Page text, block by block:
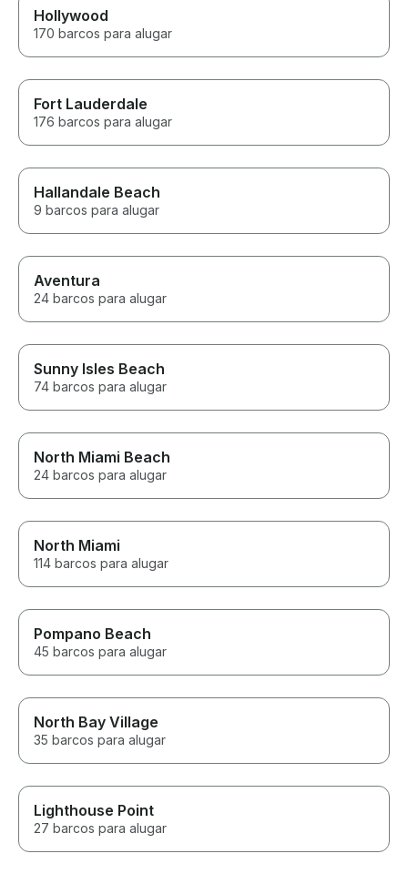
Hollywood
170 barcos para alugar
Fort Lauderdale
176 barcos para alugar
Hallandale Beach
9 barcos para alugar
Aventura
24 barcos para alugar
Sunny Isles Beach
74 barcos para alugar
North Miami Beach
24 barcos para alugar
North Miami
114 barcos para alugar
Pompano Beach
45 barcos para alugar
North Bay Village
35 barcos para alugar
Lighthouse Point
27 barcos para alugar